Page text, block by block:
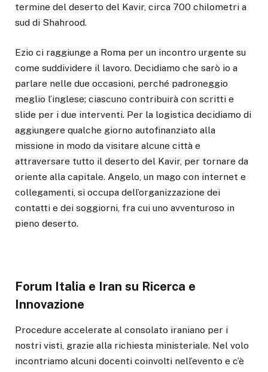
termine del deserto del Kavir, circa 700 chilometri a
sud di Shahrood.
Ezio ci raggiunge a Roma per un incontro urgente su
come suddividere il lavoro. Decidiamo che sarò io a
parlare nelle due occasioni, perché padroneggio
meglio l’inglese; ciascuno contribuirà con scritti e
slide per i due interventi. Per la logistica decidiamo di
aggiungere qualche giorno autofinanziato alla
missione in modo da visitare alcune città e
attraversare tutto il deserto del Kavir, per tornare da
oriente alla capitale. Angelo, un mago con internet e
collegamenti, si occupa dell’organizzazione dei
contatti e dei soggiorni, fra cui uno avventuroso in
pieno deserto.
Forum Italia e Iran su Ricerca e
Innovazione
Procedure accelerate al consolato iraniano per i
nostri visti, grazie alla richiesta ministeriale. Nel volo
incontriamo alcuni docenti coinvolti nell’evento e c’è